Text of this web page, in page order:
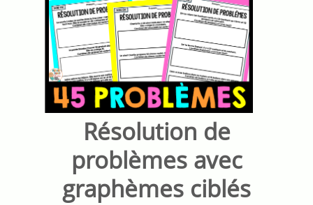
Résolution de
problèmes avec
graphèmes ciblés